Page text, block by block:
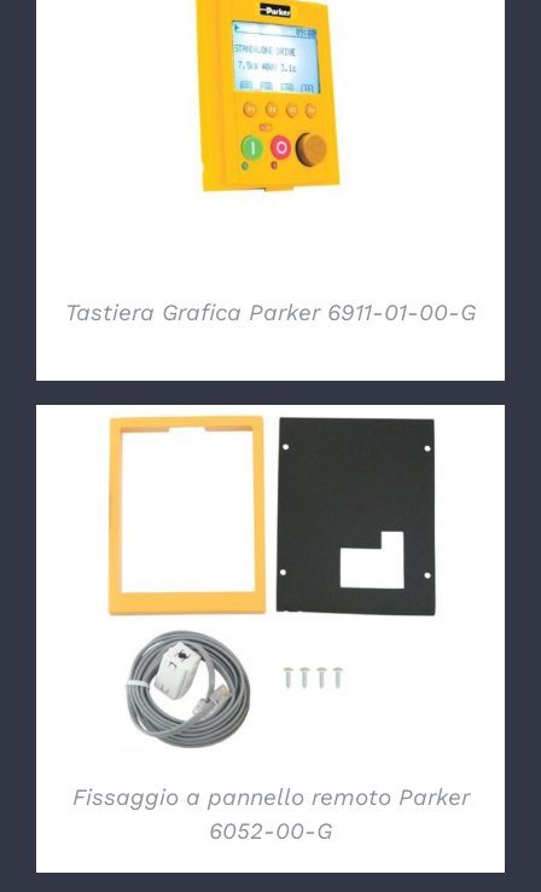
DETTAGLI
Tastiera Grafica Parker 6911-01-00-G
DETTAGLI
Fissaggio a pannello remoto Parker
6052-00-G